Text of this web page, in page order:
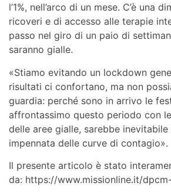
l’1%, nell’arco di un mese. C’è una
ricoveri e di accesso alle terapie
passo nel giro di un paio di
saranno gialle.
«Stiamo evitando un lockdown
risultati ci confortano, ma non
guardia: perché sono in arrivo le
affrontassimo questo periodo con
delle aree gialle, sarebbe inevitabile
impennata delle curve di contagio».
Il presente articolo è stato
da: https://www.missionline.it/